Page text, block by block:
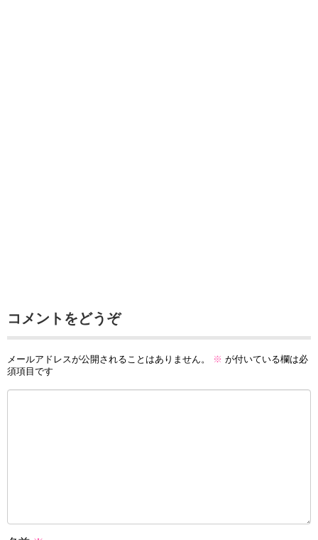
コメントをどうぞ
メールアドレスが公開されることはありません。 ※ が付いている欄は必
須項目です